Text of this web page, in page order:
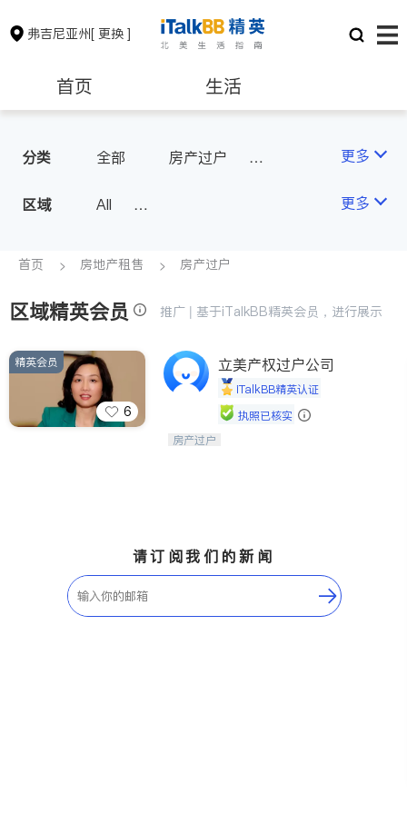
弗吉尼亚州[ 更换 ]
首页 生活
保险理财
银行贷款 会计师
建筑装修 教育
养老 非盈利组织
分类 全部
房产过户
更多
区域
All
C.)
Roanoke & Lynchburg
更多
首页 房地产租售 房产过户
区域精英会员 推广 | 基于iTalkBB精英会员，进行展示
6
精英会员 立美产权过户公司
iTalkBB精英认证
执照已核实
优质服务, 诚信可靠。
房产过户
请订阅我们的新闻